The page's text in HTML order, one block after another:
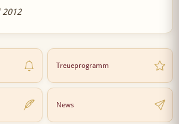
2012
Treueprogramm
News